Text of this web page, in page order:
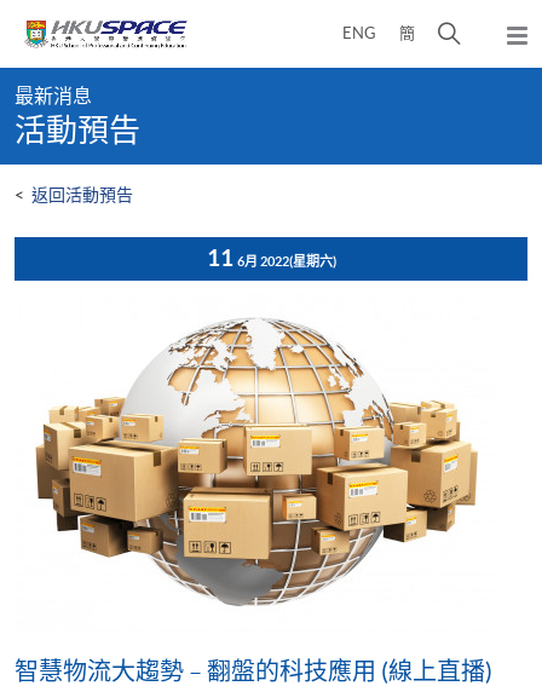
content
ENG 簡
開
彈
出
content
start
最新消息
活動預告
< 返回活動預告
11 6月 2022(星期六)
智慧物流大趨勢 – 翻盤的科技應用 (線上直播)